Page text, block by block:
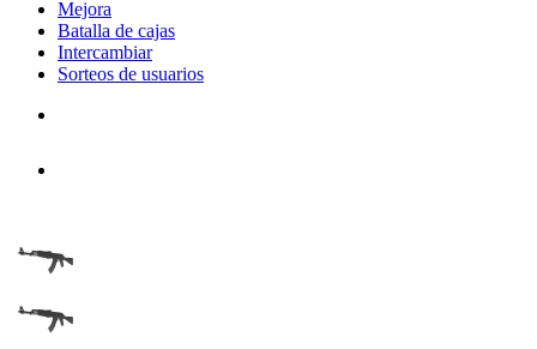
Mejora
Batalla de cajas
Intercambiar
Sorteos de usuarios